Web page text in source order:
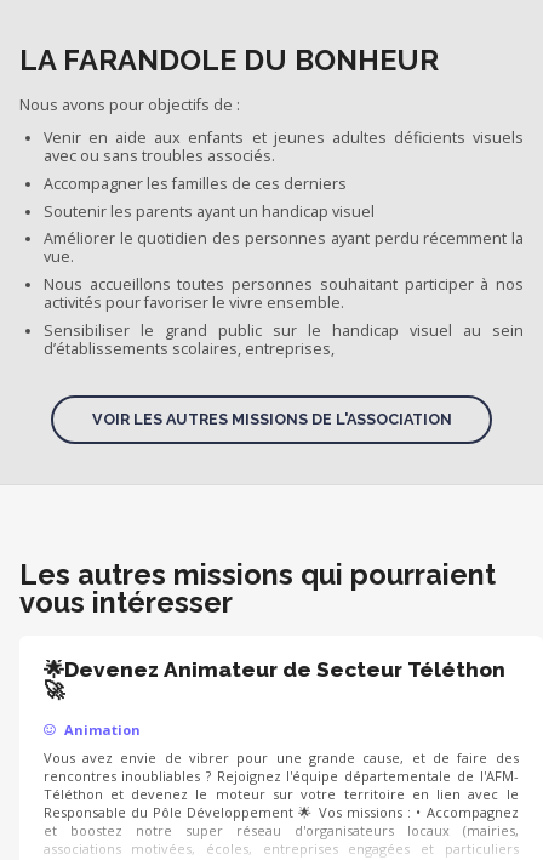
LA FARANDOLE DU BONHEUR
Nous avons pour objectifs de :
Venir en aide aux enfants et jeunes adultes déficients visuels
avec ou sans troubles associés.
Accompagner les familles de ces derniers
Soutenir les parents ayant un handicap visuel
Améliorer le quotidien des personnes ayant perdu récemment la
vue.
Nous accueillons toutes personnes souhaitant participer à nos
activités pour favoriser le vivre ensemble.
Sensibiliser le grand public sur le handicap visuel au sein
d’établissements scolaires, entreprises,
VOIR LES AUTRES MISSIONS DE L'ASSOCIATION
Les autres missions qui pourraient
vous intéresser
🌟Devenez Animateur de Secteur Téléthon
🚀
Animation
Vous avez envie de vibrer pour une grande cause, et de faire des
rencontres inoubliables ? Rejoignez l'équipe départementale de l'AFM-
Téléthon et devenez le moteur sur votre territoire en lien avec le
Responsable du Pôle Développement 🌟 Vos missions : • Accompagnez
et boostez notre super réseau d'organisateurs locaux (mairies,
associations motivées, écoles, entreprises engagées et particuliers